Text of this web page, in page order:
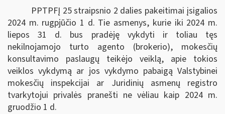
PPTPFĮ 25 straipsnio 2 dalies pakeitimai įsigalios
2024 m. rugpjūčio 1 d. Tie asmenys, kurie iki 2024 m.
liepos 31 d. bus pradėję vykdyti ir toliau tęs
nekilnojamojo turto agento (brokerio), mokesčių
konsultavimo paslaugų teikėjo veiklą, apie tokios
veiklos vykdymą ar jos vykdymo pabaigą Valstybinei
mokesčių inspekcijai ar Juridinių asmenų registro
tvarkytojui privalės pranešti ne vėliau kaip 2024 m.
gruodžio 1 d.